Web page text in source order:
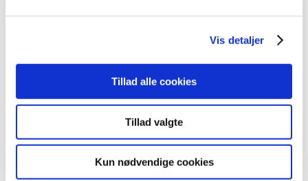
Vis detaljer
Tillad alle cookies
Tillad valgte
Kun nødvendige cookies
2005 (2)
Links
Meddelelser om forsyning af medicin til mennesker og dyr
(med søgefunktion)
Sikkerhedsmeddelelser om medicinsk udstyr